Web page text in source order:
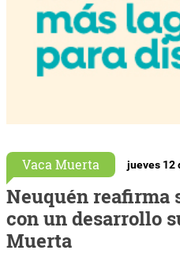
Vaca Muerta jueves 12
Neuquén reafirma
con un desarrollo
Muerta